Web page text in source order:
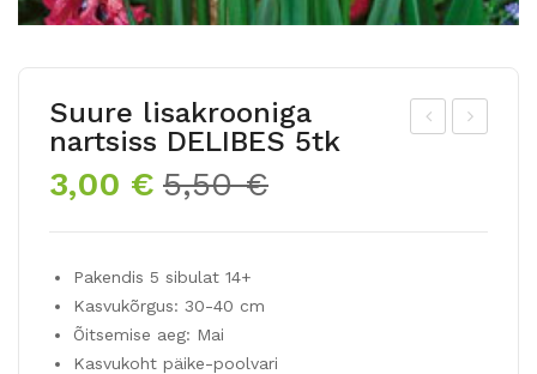
Suure lisakrooniga
nartsiss DELIBES 5tk
5,50€Algne
3,00 €
Praegune
Pakendis 5 sibulat 14+
Kasvukõrgus: 30-40 cm
Õitsemise aeg: Mai
Kasvukoht päike-poolvari